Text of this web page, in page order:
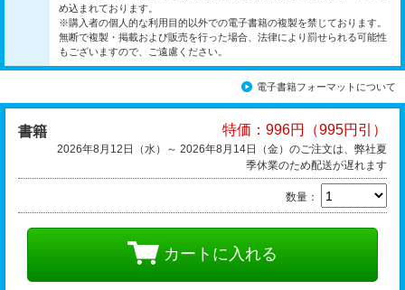
め込まれております。
※購入者の個人的な利用目的以外での電子書籍の複製を禁じております。
無断で複製・掲載および販売を行った場合、法律により罰せられる可能性
もございますので、ご遠慮ください。
電子書籍フォーマットについて
書籍 特価：996円（995円引）
2026年8月12日（水）～ 2026年8月14日（金）のご注文は、弊社夏
季休業のため配送が遅れます
数量：
カートに入れる